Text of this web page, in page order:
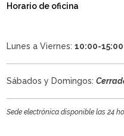
Horario de oficina
Lunes a Viernes:10:00-15:00
Sábados y Domingos:
Sede electrónica disponible las 24